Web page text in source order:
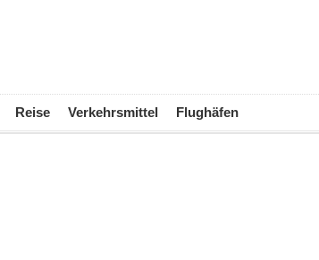
Reise Verkehrsmittel Flughäfen